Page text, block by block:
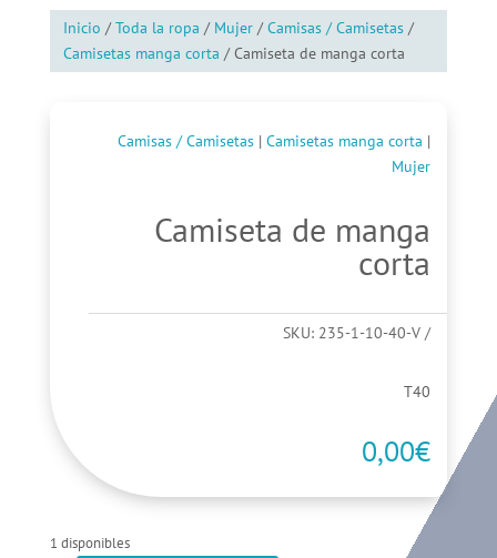
Inicio /Toda la ropa / Mujer/Camisas / Camisetas/
Camisetas manga corta / Camiseta de manga corta
Camisas / Camisetas |Camisetas manga corta |
Mujer
Camiseta de manga
corta
SKU: 235-1-10-40-V
T40
0,00€
1 disponibles